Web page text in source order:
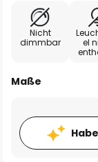
Nicht
dimmbar
el
Maße